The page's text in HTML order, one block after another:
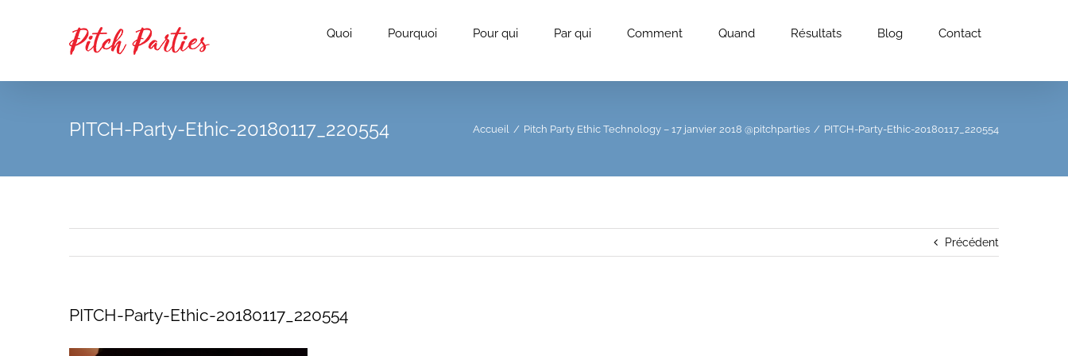
Quoi Pourquoi Pour qui Par qui Comment Quand Résultats Blog Contact
PITCH-Party-Ethic-20180117_220554 Accueil / Pitch Party Ethic Technology – 17 janvier 2018 @pitchparties / PITCH-Party-Ethic-20180117_220554
Précédent
PITCH-Party-Ethic-20180117_220554